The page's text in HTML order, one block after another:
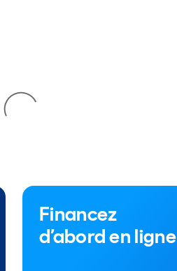
Financez
d’abord en ligne